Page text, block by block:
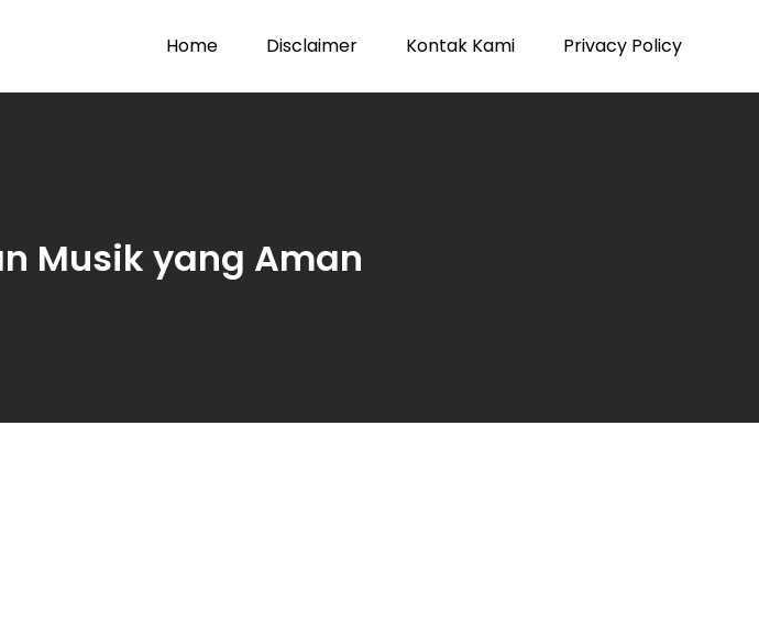
Home Disclaimer Kontak Kami Privacy Policy
Musik yang Aman